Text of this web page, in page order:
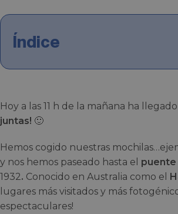
Índice
Hoy a las 11 h de la mañana ha
juntas! 🙂
Hemos cogido nuestras
y nos hemos paseado hasta el puente
1932. Conocido en Australia como el
lugares más visitados y más
espectaculares!